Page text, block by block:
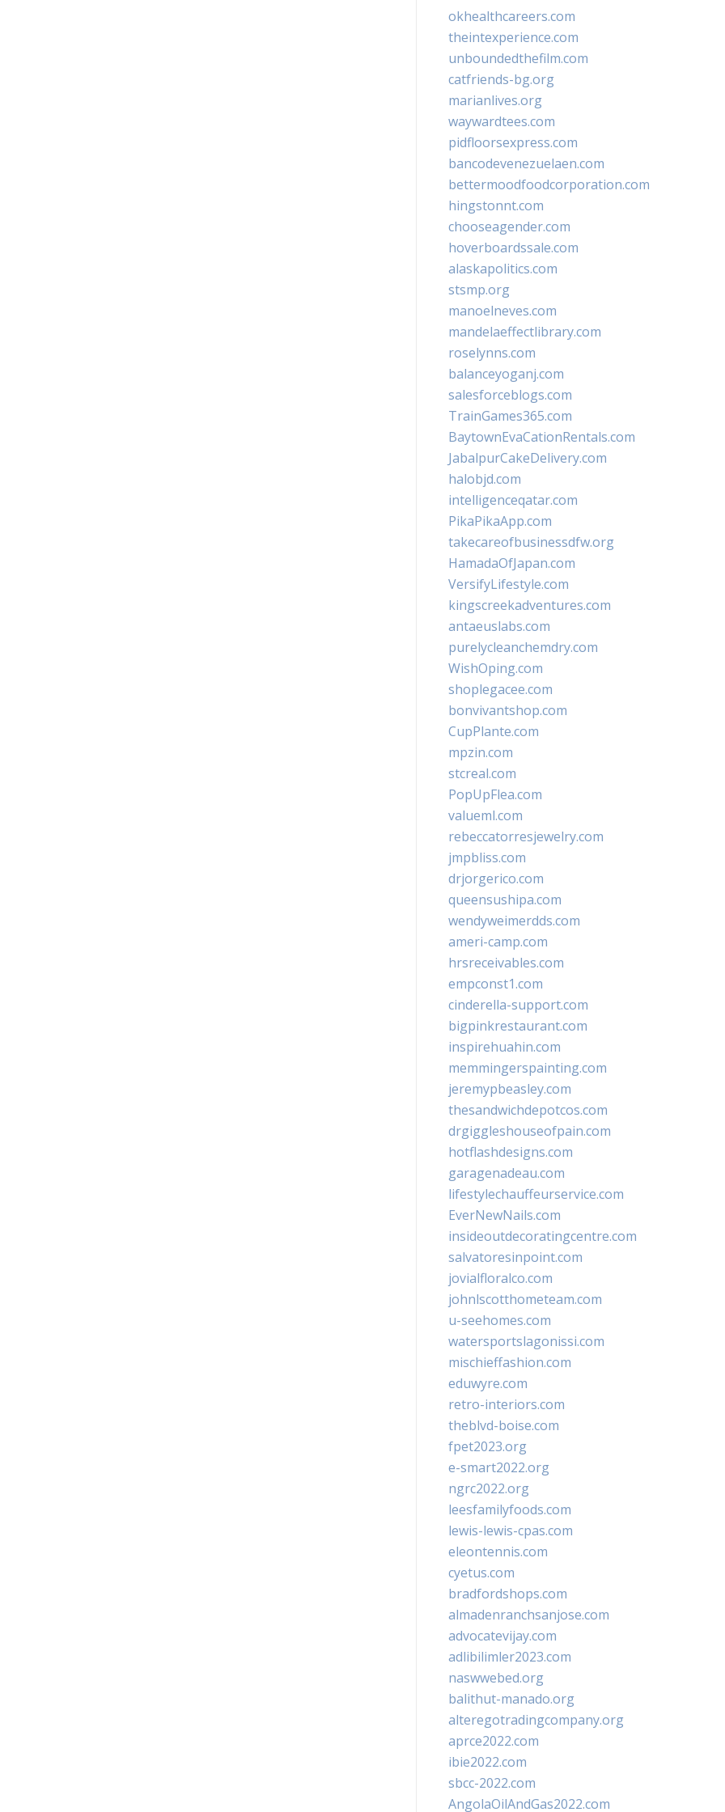
okhealthcareers.com
theintexperience.com
unboundedthefilm.com
catfriends-bg.org
marianlives.org
waywardtees.com
pidfloorsexpress.com
bancodevenezuelaen.com
bettermoodfoodcorporation.com
hingstonnt.com
chooseagender.com
hoverboardssale.com
alaskapolitics.com
stsmp.org
manoelneves.com
mandelaeffectlibrary.com
roselynns.com
balanceyoganj.com
salesforceblogs.com
TrainGames365.com
BaytownEvaCationRentals.com
JabalpurCakeDelivery.com
halobjd.com
intelligenceqatar.com
PikaPikaApp.com
takecareofbusinessdfw.org
HamadaOfJapan.com
VersifyLifestyle.com
kingscreekadventures.com
antaeuslabs.com
purelycleanchemdry.com
WishOping.com
shoplegacee.com
bonvivantshop.com
CupPlante.com
mpzin.com
stcreal.com
PopUpFlea.com
valueml.com
rebeccatorresjewelry.com
jmpbliss.com
drjorgerico.com
queensushipa.com
wendyweimerdds.com
ameri-camp.com
hrsreceivables.com
empconst1.com
cinderella-support.com
bigpinkrestaurant.com
inspirehuahin.com
memmingerspainting.com
jeremypbeasley.com
thesandwichdepotcos.com
drgiggleshouseofpain.com
hotflashdesigns.com
garagenadeau.com
lifestylechauffeurservice.com
EverNewNails.com
insideoutdecoratingcentre.com
salvatoresinpoint.com
jovialfloralco.com
johnlscotthometeam.com
u-seehomes.com
watersportslagonissi.com
mischieffashion.com
eduwyre.com
retro-interiors.com
theblvd-boise.com
fpet2023.org
e-smart2022.org
ngrc2022.org
leesfamilyfoods.com
lewis-lewis-cpas.com
eleontennis.com
cyetus.com
bradfordshops.com
almadenranchsanjose.com
advocatevijay.com
adlibilimler2023.com
naswwebed.org
balithut-manado.org
alteregotradingcompany.org
aprce2022.com
ibie2022.com
sbcc-2022.com
AngolaOilAndGas2022.com